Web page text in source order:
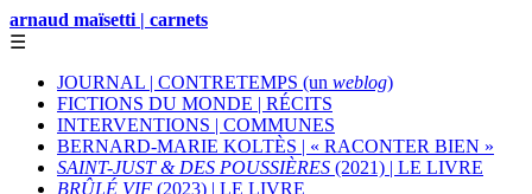
arnaud maïsetti | carnets
☰
JOURNAL | CONTRETEMPS (un weblog)
FICTIONS DU MONDE | RÉCITS
INTERVENTIONS | COMMUNES
BERNARD-MARIE KOLTÈS | « RACONTER BIEN »
SAINT-JUST & DES POUSSIÈRES (2021) | LE LIVRE
BRÛLÉ VIF (2023) | LE LIVRE